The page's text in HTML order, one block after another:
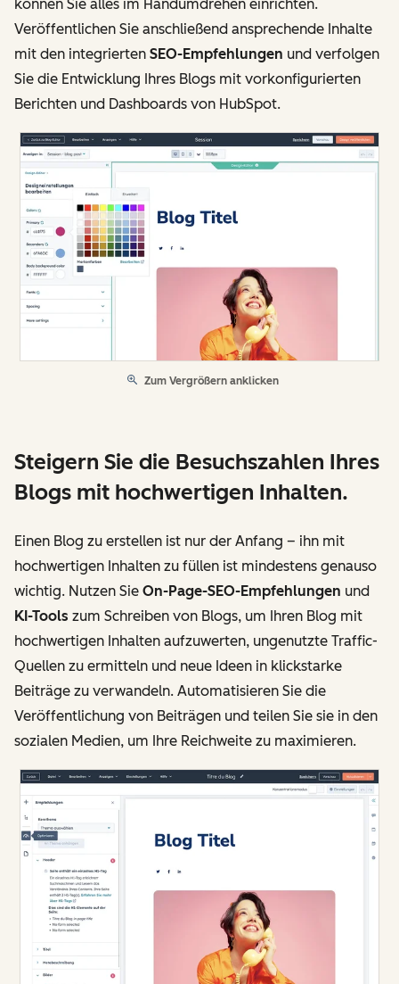
können Sie alles im Handumdrehen einrichten.
Veröffentlichen Sie anschließend ansprechende Inhalte
mit den integrierten SEO-Empfehlungen und verfolgen
Sie die Entwicklung Ihres Blogs mit vorkonfigurierten
Berichten und Dashboards von HubSpot.
Zum Vergrößern anklicken
Steigern Sie die Besuchszahlen Ihres
Blogs mit hochwertigen Inhalten.
Einen Blog zu erstellen ist nur der Anfang – ihn mit
hochwertigen Inhalten zu füllen ist mindestens genauso
wichtig. Nutzen Sie On-Page-SEO-Empfehlungen und
KI-Tools zum Schreiben von Blogs, um Ihren Blog mit
hochwertigen Inhalten aufzuwerten, ungenutzte Traffic-
Quellen zu ermitteln und neue Ideen in klickstarke
Beiträge zu verwandeln. Automatisieren Sie die
Veröffentlichung von Beiträgen und teilen Sie sie in den
sozialen Medien, um Ihre Reichweite zu maximieren.